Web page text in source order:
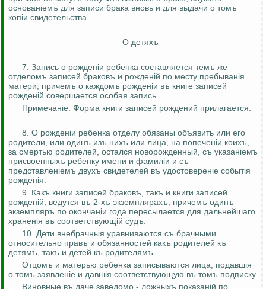
основанiемъ для записи брака вновь и для выдачи о томъ
копiи свидетельства.
О детяхъ
7. Запись о рожденiи ребенка составляется темъ же
отделомъ записей браковъ и рожденiй по месту пребыванiя
матери, причемъ о каждомъ рожденiи въ книге записей
рожденiй совершается особая запись.
Примечанiе. Форма книги записей рождений прилагается.
8. О рожденiи ребенка отделу обязаны объявить или его
родители, или одинъ изъ нихъ или лица, на попеченiи коихъ,
за смертью родителей, остался новорожденный, съ указанiемъ
присвоенныхъ ребенку имени и фамилiи и съ
представленiемъ двухъ свидетелей въ удостоверенiе событiя
рожденiя.
9. Какъ книги записей браковъ, такъ и книги записей
рожденiй, ведутся въ 2-хъ экземплярахъ, причемъ одинъ
экземпляръ по окончанiи года пересылается для дальнейшаго
храненiя въ соответствующiй судъ.
10. Дети внебрачныя уравниваются съ брачными
относительно правъ и обязанностей какъ родителей къ
детямъ, такъ и детей къ родителямъ.
Отцомъ и матерью ребенка записываются лица, подавшiя
о томъ заявленiе и давшiя соответствующую въ томъ подписку.
Виновные въ даче заведомо - ложныхъ показанiй по